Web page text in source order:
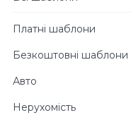
Платні шаблони
Безкоштовні шаблони
Авто
Нерухомість